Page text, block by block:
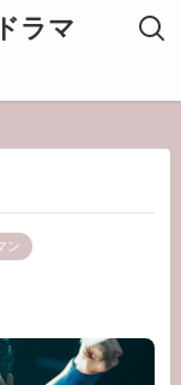
ラマ
ン